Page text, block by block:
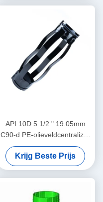
Olie & Gas Operaties
API 10D 5 1/2 " 19.05mm
C90-d PE-olieveldcentralizer
in olie- en gasbedrijven
Krijg Beste Prijs